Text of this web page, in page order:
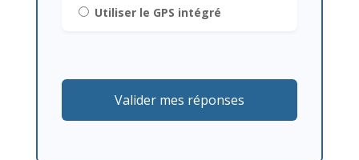
Utiliser le GPS intégré
Valider mes réponses